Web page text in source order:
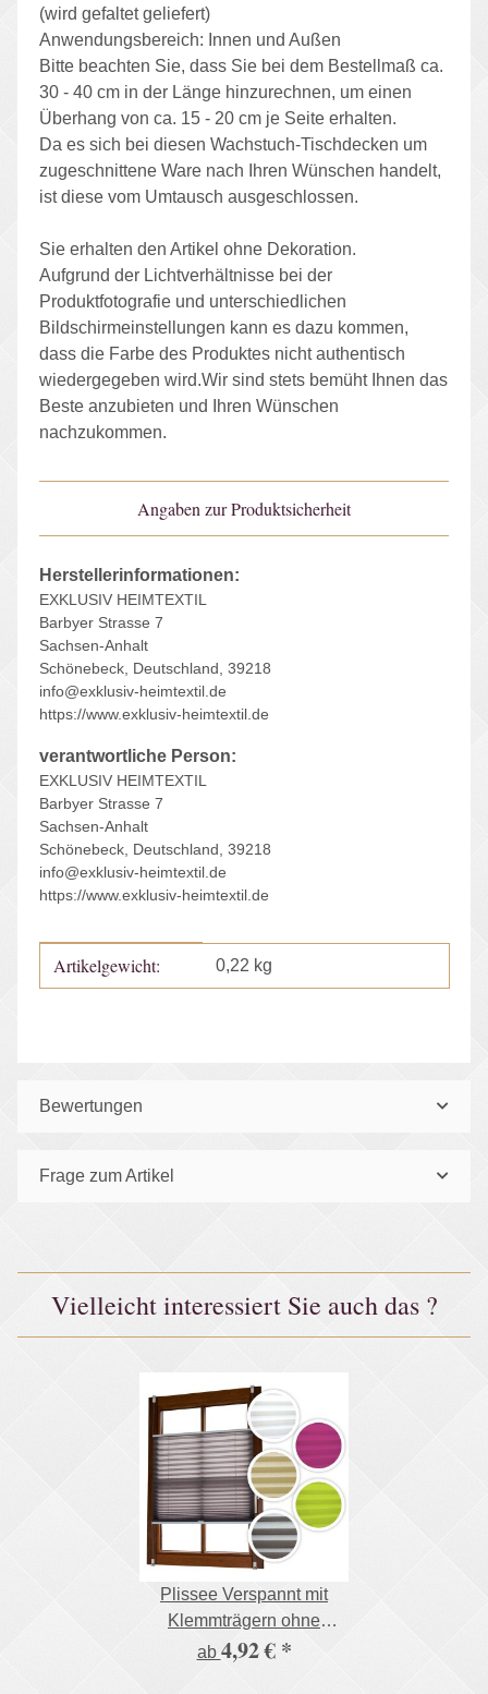
(wird gefaltet geliefert)
Anwendungsbereich: Innen und Außen
Bitte beachten Sie, dass Sie bei dem Bestellmaß ca.
30 - 40 cm in der Länge hinzurechnen, um einen
Überhang von ca. 15 - 20 cm je Seite erhalten.
Da es sich bei diesen Wachstuch-Tischdecken um
zugeschnittene Ware nach Ihren Wünschen handelt,
ist diese vom Umtausch ausgeschlossen.
Sie erhalten den Artikel ohne Dekoration.
Aufgrund der Lichtverhältnisse bei der
Produktfotografie und unterschiedlichen
Bildschirmeinstellungen kann es dazu kommen,
dass die Farbe des Produktes nicht authentisch
wiedergegeben wird.Wir sind stets bemüht Ihnen das
Beste anzubieten und Ihren Wünschen
nachzukommen.
Angaben zur Produktsicherheit
Herstellerinformationen:
EXKLUSIV HEIMTEXTIL
Barbyer Strasse 7
Sachsen-Anhalt
Schönebeck, Deutschland, 39218
info@exklusiv-heimtextil.de
https://www.exklusiv-heimtextil.de
verantwortliche Person:
EXKLUSIV HEIMTEXTIL
Barbyer Strasse 7
Sachsen-Anhalt
Schönebeck, Deutschland, 39218
info@exklusiv-heimtextil.de
https://www.exklusiv-heimtextil.de
Produkteigenschaft
Wert
Artikelgewicht: 0,22 kg
Bewertungen
Frage zum Artikel
Vielleicht interessiert Sie auch das ?
Plissee Verspannt mit
Klemmträgern ohne
Bohren Faltrollo
ab 4,92 € *